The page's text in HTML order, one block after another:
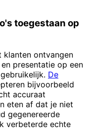
toegestaan op
ontvangen
presentatie op een
De
bijvoorbeeld
accuraat
eten af dat je niet
gegenereerde
verbeterde echte